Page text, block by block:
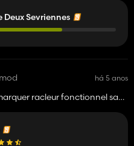
Sevriennes
há 5 anos
racleur fonctionnel sa